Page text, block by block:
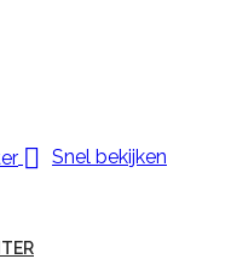
 Snel bekijken